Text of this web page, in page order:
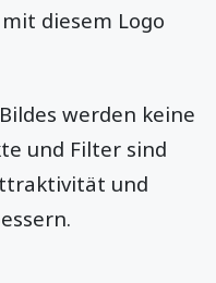
diesem Logo
werden keine
und Filter sind
und